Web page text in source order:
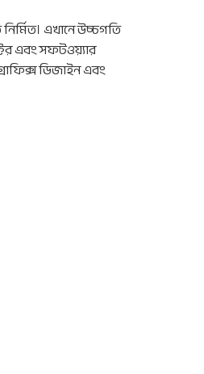
এখানে উচ্চগতি
এবং সফটওয়্যার
ডিজাইন এবং